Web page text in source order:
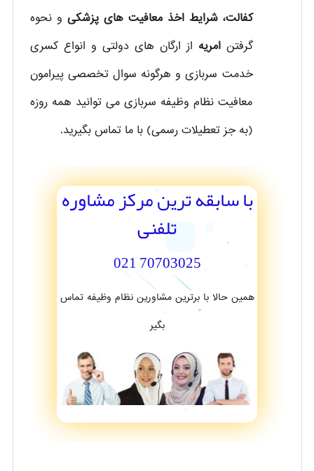
کفالت، شرایط اخذ معافیت های پزشکی و نحوه
گرفتنامریه از ارگان های دولتی و انواع کسری
خدمت سربازی و هرگونه سوال تخصصی پیرامون
معافیت نظام وظیفه سربازی می توانید همه روزه
(به جز تعطیلات رسمی) با ما تماس بگیرید.
با سابقه ترین مرکز مشاوره
تلفنی
70703025 021
همین حالا با برترین مشاورین نظام وظیفه تماس
بگیر